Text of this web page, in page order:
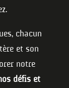
chacun
et son
notre
défis et